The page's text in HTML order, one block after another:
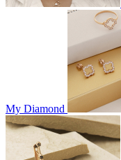
My Diamond